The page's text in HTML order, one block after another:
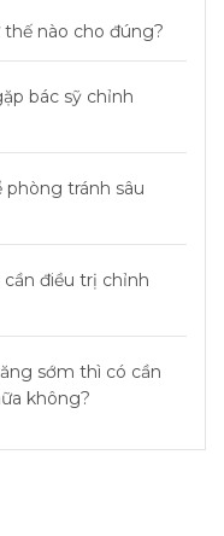
nào cho đúng?
bác sỹ chỉnh
phòng tránh sâu
điều trị chỉnh
sớm thì có cần
không?